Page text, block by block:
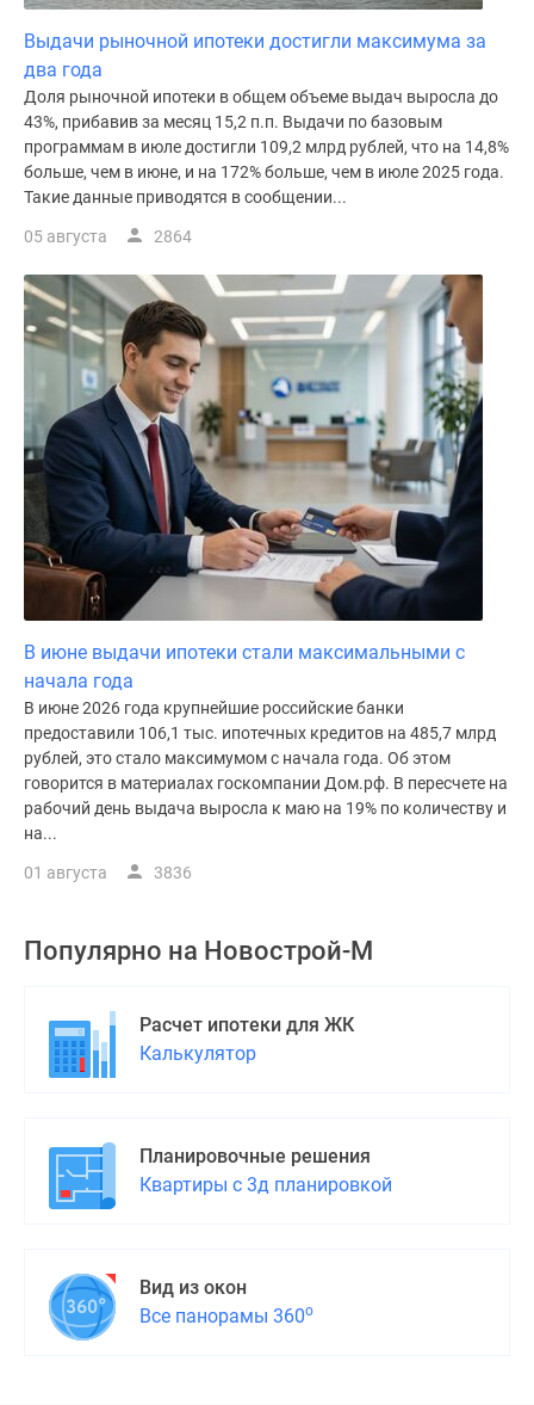
Выдачи рыночной ипотеки достигли максимума за
два года
Доля рыночной ипотеки в общем объеме выдач выросла до
43%, прибавив за месяц 15,2 п.п. Выдачи по базовым
программам в июле достигли 109,2 млрд рублей, что на 14,8%
больше, чем в июне, и на 172% больше, чем в июле 2025 года.
Такие данные приводятся в сообщении...
05 августа 2864
В июне выдачи ипотеки стали максимальными с
начала года
В июне 2026 года крупнейшие российские банки
предоставили 106,1 тыс. ипотечных кредитов на 485,7 млрд
рублей, это стало максимумом с начала года. Об этом
говорится в материалах госкомпании Дом.рф. В пересчете на
рабочий день выдача выросла к маю на 19% по количеству и
на...
01 августа 3836
Популярно на Новострой-М
Расчет ипотеки для ЖК
Калькулятор
Планировочные решения
Квартиры с 3д планировкой
Вид из окон
Все панорамы 360о